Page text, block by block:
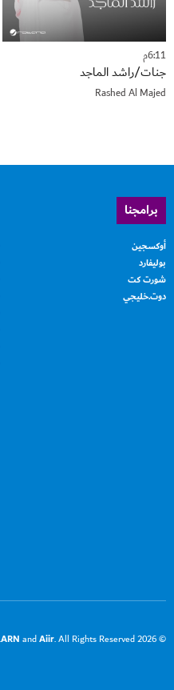
6:11م
جنات/راشد الماجد
Rashed Al Majed
برامجنا
أوكسجين
بوليفارد
شورت كت
دوت.خليجي
© 2026
ARN andAiir. All Rights Reserved.